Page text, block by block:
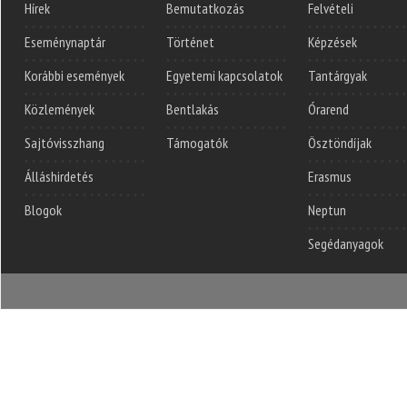
Hírek
Eseménynaptár
Korábbi események
Közlemények
Sajtóvisszhang
Álláshirdetés
Blogok
Bemutatkozás
Történet
Egyetemi kapcsolatok
Bentlakás
Támogatók
Felvételi
Képzések
Tantárgyak
Órarend
Ösztöndíjak
Erasmus
Neptun
Segédanyagok